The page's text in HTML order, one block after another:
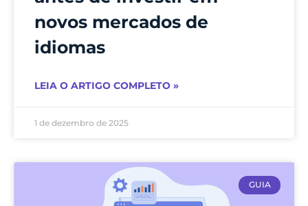
novos mercados de
idiomas
LEIA O ARTIGO COMPLETO »
1 de dezembro de 2025
GUIA